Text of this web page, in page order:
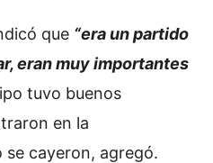
que “era un partido
eran muy importantes
tuvo buenos
en la
se cayeron, agregó.